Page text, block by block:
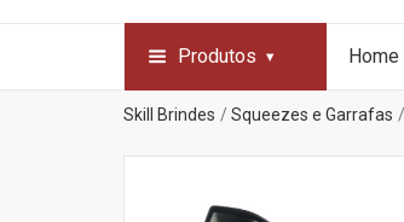
Produtos Home
Skill Brindes Squeezes e Garrafas